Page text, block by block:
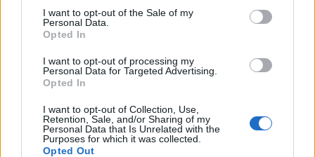
consent section.
I want to opt-out of the Sale of my
Personal Data.
Opted In
I want to opt-out of processing my
Personal Data for Targeted Advertising.
Opted In
I want to opt-out of Collection, Use,
Retention, Sale, and/or Sharing of my
Personal Data that Is Unrelated with the
Purposes for which it was collected.
Opted Out